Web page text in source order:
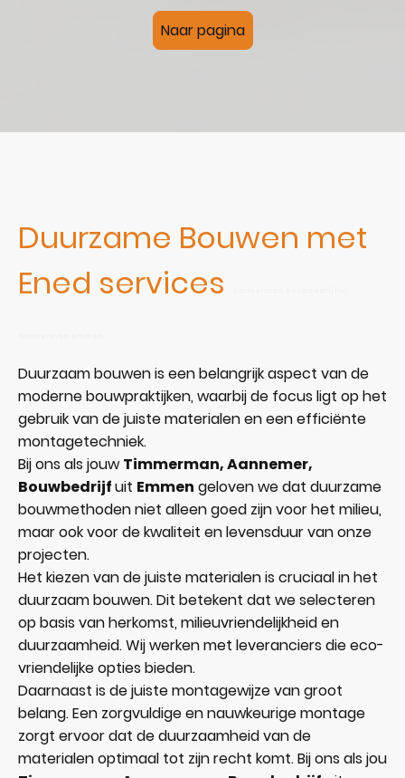
Naar pagina
Duurzame Bouwen met
Ened services
Duurzaam bouwen is een belangrijk aspect van de
moderne bouwpraktijken, waarbij de focus ligt op het
gebruik van de juiste materialen en een efficiënte
montagetechniek.
Bij ons als jouw Timmerman, Aannemer,
Bouwbedrijfuit Emmen geloven we dat duurzame
bouwmethoden niet alleen goed zijn voor het milieu,
maar ook voor de kwaliteit en levensduur van onze
projecten.
Het kiezen van de juiste materialen is cruciaal in het
duurzaam bouwen. Dit betekent dat we selecteren
op basis van herkomst, milieuvriendelijkheid en
duurzaamheid. Wij werken met leveranciers die eco-
vriendelijke opties bieden.
Daarnaast is de juiste montagewijze van groot
belang. Een zorgvuldige en nauwkeurige montage
zorgt ervoor dat de duurzaamheid van de
materialen optimaal tot zijn recht komt. Bij ons als jou